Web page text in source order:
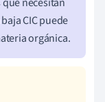
CIC puede
orgánica.